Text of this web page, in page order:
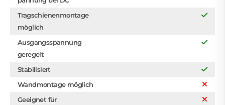
Tragschienenmontage
möglich
Ausgangsspannung
geregelt
Stabilisiert
Wandmontage möglich
Geeignet für